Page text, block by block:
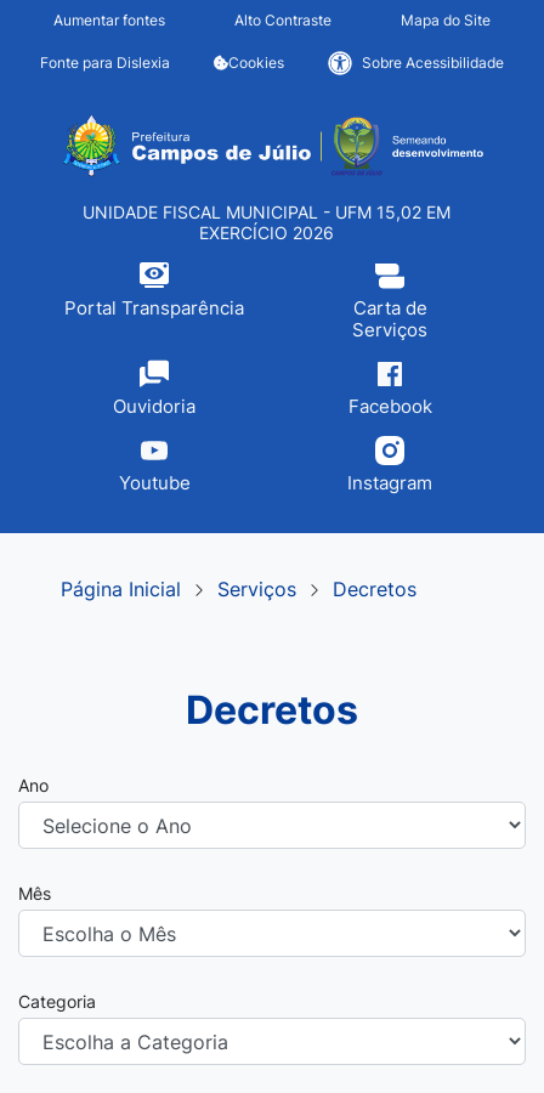
Seção de atalhos e links
Ir para o conteúdo [alt+1]
Ir para o menu [alt+2]
Ir para o rodapé [alt+4]
Aumentar fontes Alto Contraste Mapa do Site
Fonte para Dislexia Cookies Sobre Acessibilidade
Seção do menu principal
UNIDADE FISCAL MUNICIPAL - UFM 15,02 EM
EXERCÍCIO 2026
Portal Transparência
Carta de
Serviços
Ouvidoria Facebook
Youtube Instagram
Página Inicial Serviços Decretos
Decretos
Ano
Mês
Categoria